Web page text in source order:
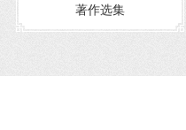
著作选集